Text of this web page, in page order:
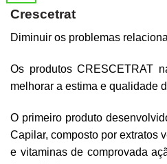
Crescetrat
Diminuir os problemas
Os produtos CRESCETRAT
melhorar a estima e qualidade
O primeiro produto
Capilar, composto por extratos
e vitaminas de comprovada